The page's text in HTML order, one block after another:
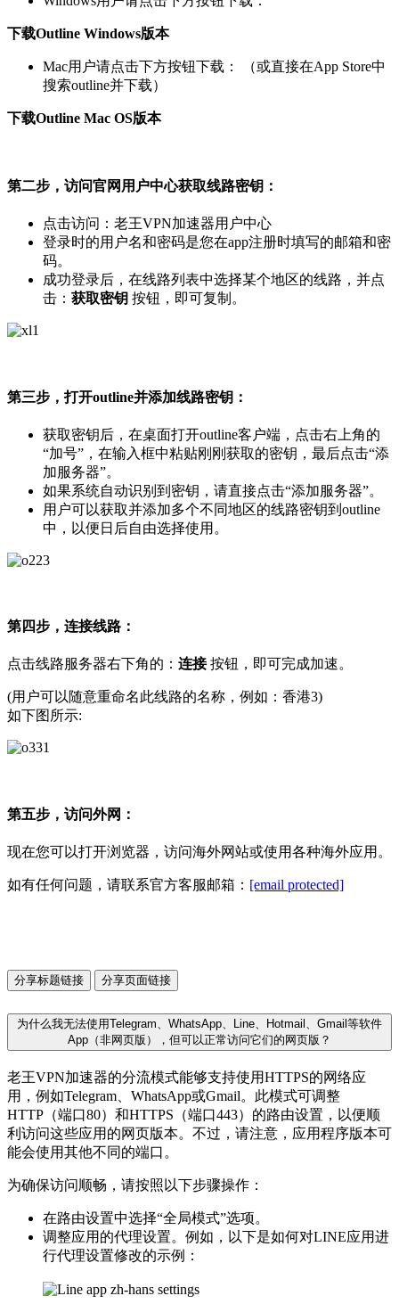
下载Outline Windows版本
Mac用户请点击下方按钮下载： （或直接在App Store中
搜索outline并下载）
下载Outline Mac OS版本
第二步，访问官网用户中心获取线路密钥：
点击访问：老王VPN加速器用户中心
登录时的用户名和密码是您在app注册时填写的邮箱和密
码。
成功登录后，在线路列表中选择某个地区的线路，并点
击： 获取密钥 按钮，即可复制。
第三步，打开outline并添加线路密钥：
获取密钥后，在桌面打开outline客户端，点击右上角的
“加号”，在输入框中粘贴刚刚获取的密钥，最后点击“添
加服务器”。
如果系统自动识别到密钥，请直接点击“添加服务器”。
用户可以获取并添加多个不同地区的线路密钥到outline
中，以便日后自由选择使用。
第四步，连接线路：
点击线路服务器右下角的： 连接按钮，即可完成加速。
(用户可以随意重命名此线路的名称，例如：香港3)
如下图所示:
第五步，访问外网：
现在您可以打开浏览器，访问海外网站或使用各种海外应用。
如有任何问题，请联系官方客服邮箱： [email protected]
分享标题链接 分享页面链接
为什么我无法使用Telegram、WhatsApp、Line、Hotmail、Gmail等软件
App（非网页版），但可以正常访问它们的网页版？
老王VPN加速器的分流模式能够支持使用HTTPS的网络应
用，例如Telegram、WhatsApp或Gmail。此模式可调整
HTTP（端口80）和HTTPS（端口443）的路由设置，以便顺
利访问这些应用的网页版本。不过，请注意，应用程序版本可
能会使用其他不同的端口。
为确保访问顺畅，请按照以下步骤操作：
在路由设置中选择“全局模式”选项。
调整应用的代理设置。例如，以下是如何对LINE应用进
行代理设置修改的示例：